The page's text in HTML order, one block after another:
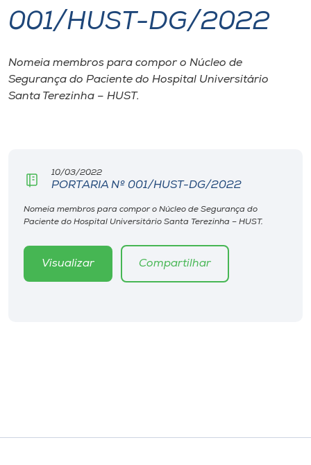
I.nova
Diplomados
Rádio
001/HUST-DG/2022
Nomeia membros para compor o Núcleo de
Segurança do Paciente do Hospital Universitário
Santa Terezinha – HUST.
10/03/2022
PORTARIA Nº 001/HUST-DG/2022
Nomeia membros para compor o Núcleo de Segurança do
Paciente do Hospital Universitário Santa Terezinha – HUST.
Visualizar Compartilhar